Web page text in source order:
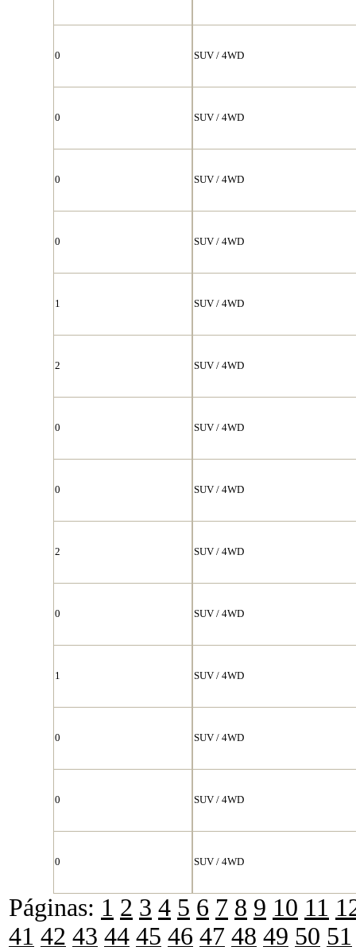
0 SUV / 4WD
0 SUV / 4WD
0 SUV / 4WD
0 SUV / 4WD
1 SUV / 4WD
2 SUV / 4WD
0 SUV / 4WD
0 SUV / 4WD
2 SUV / 4WD
0 SUV / 4WD
1 SUV / 4WD
0 SUV / 4WD
0 SUV / 4WD
0 SUV / 4WD
Páginas: 1 2 3 4 5 6 7 8 9 10 11
41 42 43 44 45 46 47 48 49 50 51